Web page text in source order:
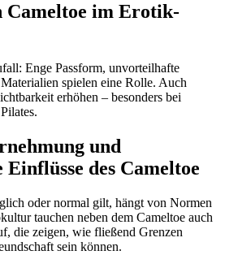
Cameltoe im Erotik-
Enge Passform, unvorteilhafte
spielen eine Rolle. Auch
erhöhen – besonders bei
und
Einflüsse des Cameltoe
oder normal gilt, hängt von Normen
tauchen neben dem Cameltoe auch
die zeigen, wie fließend Grenzen
sein können.